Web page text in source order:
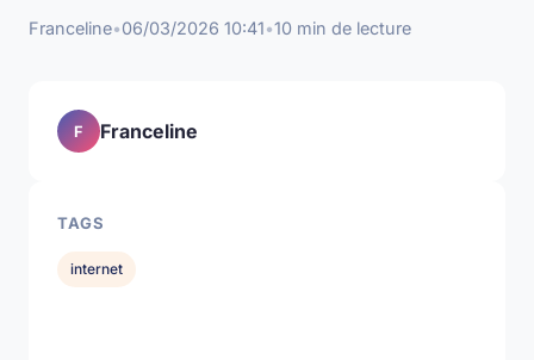
Franceline•06/03/2026 10:41•10 min de lecture
F Franceline
TAGS
internet